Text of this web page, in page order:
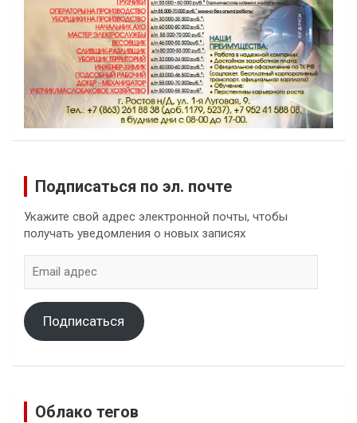
Подписаться по эл. почте
Укажите свой адрес электронной почты, чтобы
получать уведомления о новых записях
адрес
Подписаться
Облако тегов